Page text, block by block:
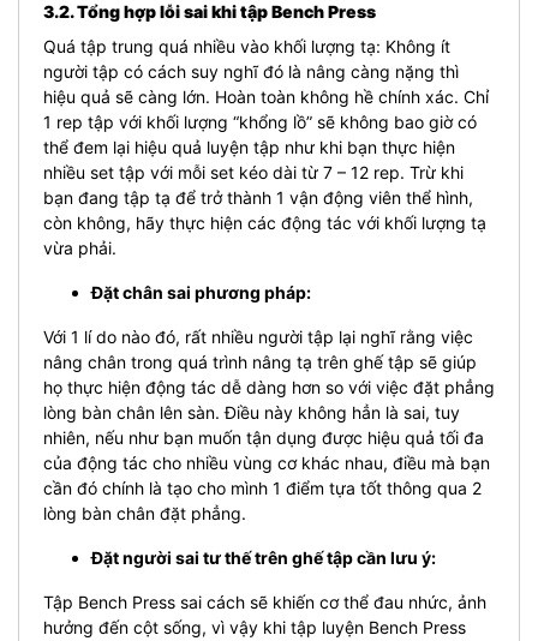
3.2. Tổng hợp lỗi sai khi tập Bench Press
Quá tập trung quá nhiều vào khối lượng tạ: Không ít
người tập có cách suy nghĩ đó là nâng càng nặng thì
hiệu quả sẽ càng lớn. Hoàn toàn không hề chính xác. Chỉ
1 rep tập với khối lượng “khổng lồ” sẽ không bao giờ có
thể đem lại hiệu quả luyện tập như khi bạn thực hiện
nhiều set tập với mỗi set kéo dài từ 7 – 12 rep. Trừ khi
bạn đang tập tạ để trở thành 1 vận động viên thể hình,
còn không, hãy thực hiện các động tác với khối lượng tạ
vừa phải.
Đặt chân sai phương pháp:
Với 1 lí do nào đó, rất nhiều người tập lại nghĩ rằng việc
nâng chân trong quá trình nâng tạ trên ghế tập sẽ giúp
họ thực hiện động tác dễ dàng hơn so với việc đặt phẳng
lòng bàn chân lên sàn. Điều này không hẳn là sai, tuy
nhiên, nếu như bạn muốn tận dụng được hiệu quả tối đa
của động tác cho nhiều vùng cơ khác nhau, điều mà bạn
cần đó chính là tạo cho mình 1 điểm tựa tốt thông qua 2
lòng bàn chân đặt phẳng.
Đặt người sai tư thế trên ghế tập cần lưu ý:
Tập Bench Press sai cách sẽ khiến cơ thể đau nhức, ảnh
hưởng đến cột sống, vì vậy khi tập luyện Bench Press